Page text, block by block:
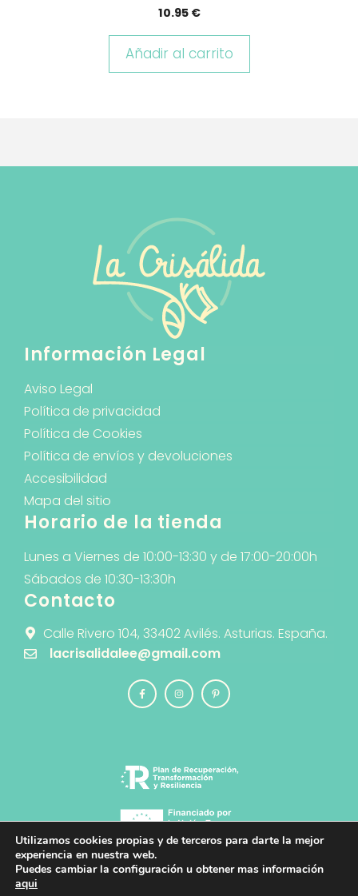
10.95 €
Añadir al carrito
Información Legal
Aviso Legal
Política de privacidad
Política de Cookies
Política de envíos y devoluciones
Accesibilidad
Mapa del sitio
Horario de la tienda
Lunes a Viernes de 10:00-13:30 y de 17:00-20:00h
Sábados de 10:30-13:30h
Contacto
Calle Rivero 104, 33402 Avilés. Asturias. España.
lacrisalidalee@gmail.com
© 2026 La Crisálida · Diseño y Desarrollo
Web
Utilizamos cookies propias y de terceros para darte la mejor
experiencia en nuestra web.
Puedes cambiar la configuración u obtener mas información
aqui